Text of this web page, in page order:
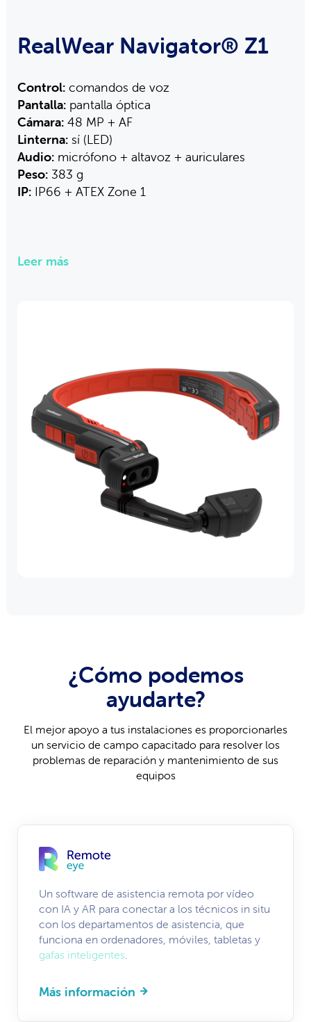
RealWear Navigator® Z1
Control: comandos de voz
Pantalla: pantalla óptica
Cámara: 48 MP + AF
Linterna: sí (LED)
Audio: micrófono + altavoz + auriculares
Peso: 383 g
IP: IP66 + ATEX Zone 1
Leer más
¿Cómo podemos
ayudarte?
El mejor apoyo a tus instalaciones es proporcionarles
un servicio de campo capacitado para resolver los
problemas de reparación y mantenimiento de sus
equipos
Un software de asistencia remota por vídeo
con IA y AR para conectar a los técnicos in situ
con los departamentos de asistencia, que
funciona en ordenadores, móviles, tabletas y
gafas inteligentes
Más información